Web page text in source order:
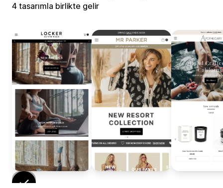
4 tasarımla birlikte gelir